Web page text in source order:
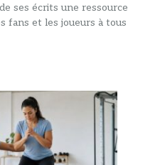
ses écrits une ressource
fans et les joueurs à tous